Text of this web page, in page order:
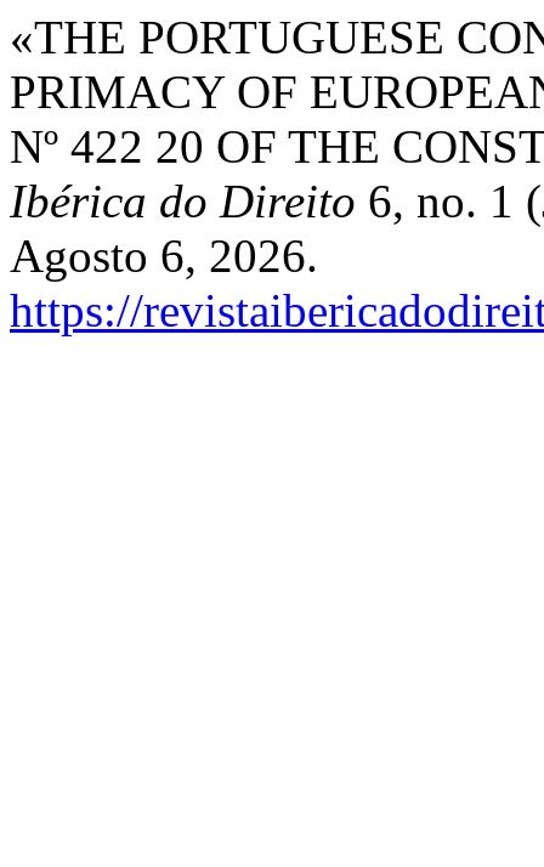
«THE PORTUGUESE
PRIMACY OF
Nº 422 20 OF THE
Ibérica do Direito 6, no. 1
Agosto 6, 2026.
https://